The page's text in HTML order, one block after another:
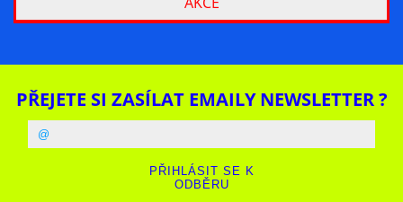
PŘEJETE SI ZASÍLAT EMAILY NEWSLETTER ?